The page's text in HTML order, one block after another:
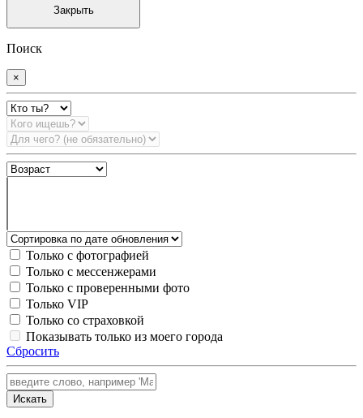
Закрыть
Поиск
×
Только с фотографией
Только с мессенжерами
Только с проверенными фото
Только VIP
Только со страховкой
Показывать только из моего города
Сбросить
Искать